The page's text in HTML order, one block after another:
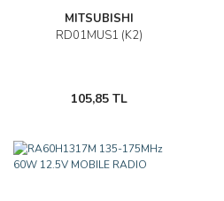
MITSUBISHI
RD01MUS1 (K2)
105,85 TL